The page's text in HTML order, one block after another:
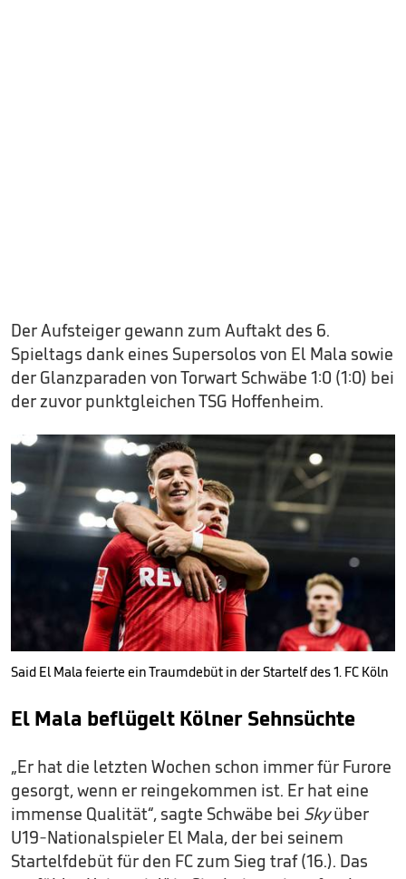
Der Aufsteiger gewann zum Auftakt des 6.
Spieltags dank eines Supersolos von El Mala sowie
der Glanzparaden von Torwart Schwäbe 1:0 (1:0) bei
der zuvor punktgleichen TSG Hoffenheim.
Said El Mala feierte ein Traumdebüt in der Startelf des 1. FC Köln
El Mala beflügelt Kölner Sehnsüchte
„Er hat die letzten Wochen schon immer für Furore
gesorgt, wenn er reingekommen ist. Er hat eine
immense Qualität“, sagte Schwäbe bei Skyüber
U19-Nationalspieler El Mala, der bei seinem
Startelfdebüt für den FC zum Sieg traf (16.). Das